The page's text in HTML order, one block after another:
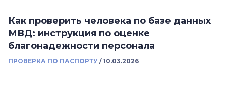
Как проверить человека по базе данных
МВД: инструкция по оценке
благонадежности персонала
ПРОВЕРКА ПО ПАСПОРТУ / 10.03.2026